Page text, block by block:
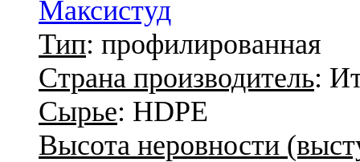
Максистуд
Тип: профилированная
Страна производитель:
Сырье: HDPE
Высота неровности